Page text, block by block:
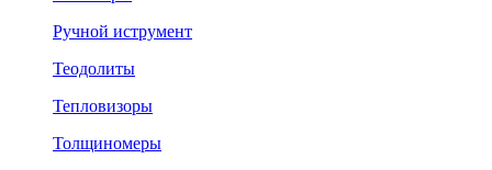
Ручной иструмент
Теодолиты
Тепловизоры
Толщиномеры